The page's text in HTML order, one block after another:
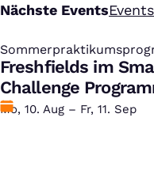
Nächste Events
Freshfields
:
Freshfields im
Challenge
kennenlernen
Datum
Mo, 10. Aug – Fr, 11. Sep